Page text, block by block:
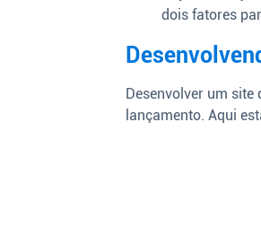
dois fatores
Desenvolver um site
lançamento. Aqui